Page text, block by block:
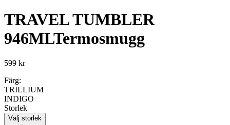
TRAVEL TUMBLER
946MLTermosmugg
599 kr
Färg:
TRILLIUM
INDIGO
Storlek
Välj storlek